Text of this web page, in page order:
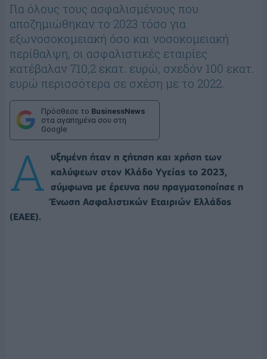
Για όλους τους ασφαλισμένους που
αποζημιώθηκαν το 2023 τόσο για
εξωνοσοκομειακή όσο και νοσοκομειακή
περίθαλψη, οι ασφαλιστικές εταιρίες
κατέβαλαν 710,2 εκατ. ευρώ, σχεδόν 100 εκατ.
ευρώ περισσότερα σε σχέση με το 2022.
Πρόσθεσε το BusinessNews
στα αγαπημένα σου στη
Google
Α
υξημένη ήταν η ζήτηση και χρήση των
καλύψεων στον Κλάδο Υγείας το 2023,
σύμφωνα με έρευνα που πραγματοποίησε η
Ένωση Ασφαλιστικών Εταιριών Ελλάδος
(ΕΑΕΕ).